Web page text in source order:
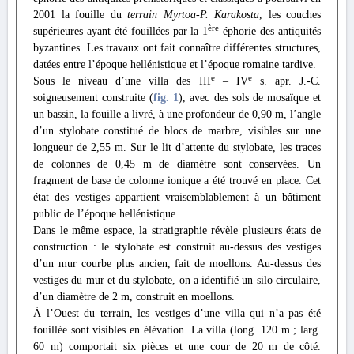
2001 la fouille du terrain Myrtoa-P. Karakosta, les couches
supérieures ayant été fouillées par la 1ère éphorie des antiquités
byzantines. Les travaux ont fait connaître différentes structures,
datées entre l’époque hellénistique et l’époque romaine tardive.
Sous le niveau d’une villa des IIIe– IVes. apr. J.-C.
soigneusement construite (fig. 1), avec des sols de mosaïque et
un bassin, la fouille a livré, à une profondeur de 0,90 m, l’angle
d’un stylobate constitué de blocs de marbre, visibles sur une
longueur de 2,55 m. Sur le lit d’attente du stylobate, les traces
de colonnes de 0,45 m de diamètre sont conservées. Un
fragment de base de colonne ionique a été trouvé en place. Cet
état des vestiges appartient vraisemblablement à un bâtiment
public de l’époque hellénistique.
Dans le même espace, la stratigraphie révèle plusieurs états de
construction : le stylobate est construit au-dessus des vestiges
d’un mur courbe plus ancien, fait de moellons. Au-dessus des
vestiges du mur et du stylobate, on a identifié un silo circulaire,
d’un diamètre de 2 m, construit en moellons.
À l’Ouest du terrain, les vestiges d’une villa qui n’a pas été
fouillée sont visibles en élévation. La villa (long. 120 m ; larg.
60 m) comportait six pièces et une cour de 20 m de côté.